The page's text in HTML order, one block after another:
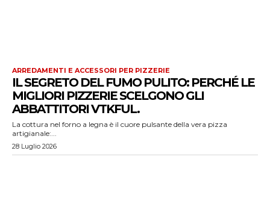
ARREDAMENTI E ACCESSORI PER PIZZERIE
IL SEGRETO DEL FUMO PULITO: PERCHÉ LE
MIGLIORI PIZZERIE SCELGONO GLI
ABBATTITORI VTKFUL.
La cottura nel forno a legna è il cuore pulsante della vera pizza
artigianale:...
28 Luglio 2026